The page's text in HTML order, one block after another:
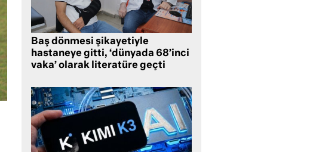
Baş dönmesi şikayetiyle
hastaneye gitti, ‘dünyada 68’inci
vaka’ olarak literatüre geçti